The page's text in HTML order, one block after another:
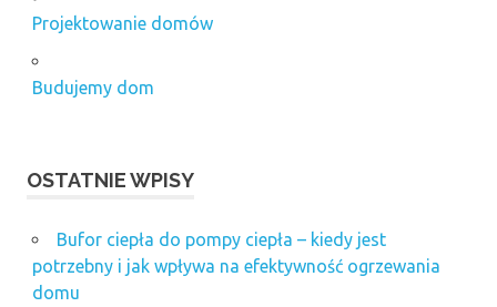
Poznań
budynków
użyteczności
zamówień
wycena
nieruchomości
wrocław
Projektowanie domów
Budujemy dom
OSTATNIE WPISY
Bufor ciepła do pompy ciepła – kiedy jest
potrzebny i jak wpływa na efektywność ogrzewania
domu